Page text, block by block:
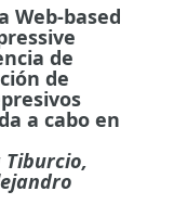
Web-based
de
de
a cabo en
Tiburcio,